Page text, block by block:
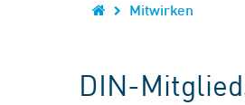
Mitwirken
DIN-